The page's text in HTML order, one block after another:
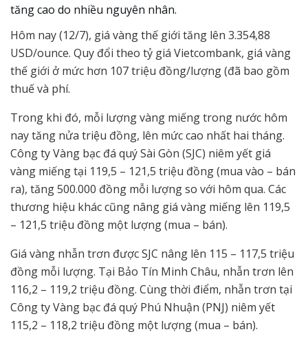
tăng cao do nhiều nguyên nhân.
Hôm nay (12/7), giá vàng thế giới tăng lên 3.354,88
USD/ounce. Quy đổi theo tỷ giá Vietcombank, giá vàng
thế giới ở mức hơn 107 triệu đồng/lượng (đã bao gồm
thuế và phí.
Trong khi đó, mỗi lượng vàng miếng trong nước hôm
nay tăng nửa triệu đồng, lên mức cao nhất hai tháng.
Công ty Vàng bạc đá quý Sài Gòn (SJC) niêm yết giá
vàng miếng tại 119,5 – 121,5 triệu đồng (mua vào – bán
ra), tăng 500.000 đồng mỗi lượng so với hôm qua. Các
thương hiệu khác cũng nâng giá vàng miếng lên 119,5
– 121,5 triệu đồng một lượng (mua – bán).
Giá vàng nhẫn trơn được SJC nâng lên 115 – 117,5 triệu
đồng mỗi lượng. Tại Bảo Tín Minh Châu, nhẫn trơn lên
116,2 – 119,2 triệu đồng. Cùng thời điểm, nhẫn trơn tại
Công ty Vàng bạc đá quý Phú Nhuận (PNJ) niêm yết
115,2 – 118,2 triệu đồng một lượng (mua – bán).